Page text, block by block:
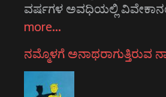
ವರ್ಷಗಳ ಅವಧಿಯಲ್ಲಿ
more…
ನಮ್ಮೊಳಗೆ ಅನಾಥರಾಗುತ್ತಿರುವ